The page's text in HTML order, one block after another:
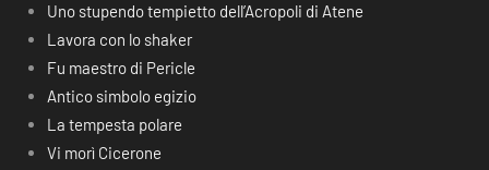
Uno stupendo tempietto dell’Acropoli di Atene
Lavora con lo shaker
Fu maestro di Pericle
Antico simbolo egizio
La tempesta polare
Vi morì Cicerone